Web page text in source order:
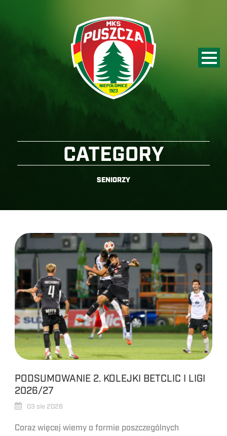
CATEGORY
SENIORZY
PODSUMOWANIE 2. KOLEJKI BETCLIC I LIGI
2026/27
03 sie 2026
Coraz więcej wiemy o formie poszczególnych